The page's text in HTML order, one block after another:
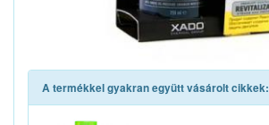
A termékkel gyakran együtt vásárolt cikkek: